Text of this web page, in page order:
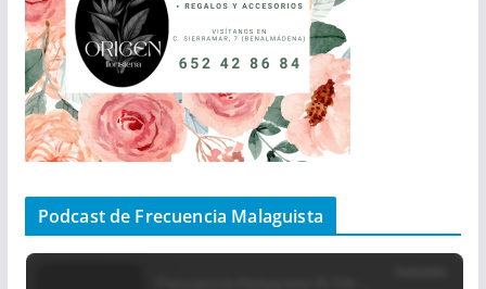
Podcast de Frecuencia Malaguista